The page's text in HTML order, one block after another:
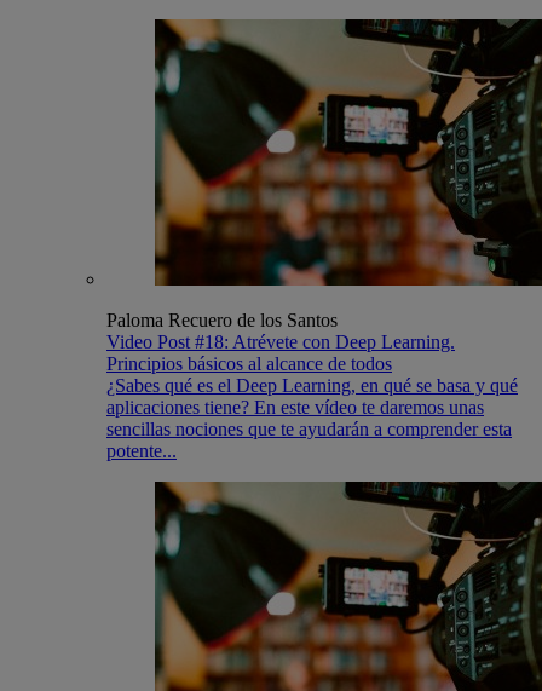
Paloma Recuero de los Santos
Video Post #18: Atrévete con Deep Learning.
Principios básicos al alcance de todos
¿Sabes qué es el Deep Learning, en qué se basa y qué
aplicaciones tiene? En este vídeo te daremos unas
sencillas nociones que te ayudarán a comprender esta
potente...